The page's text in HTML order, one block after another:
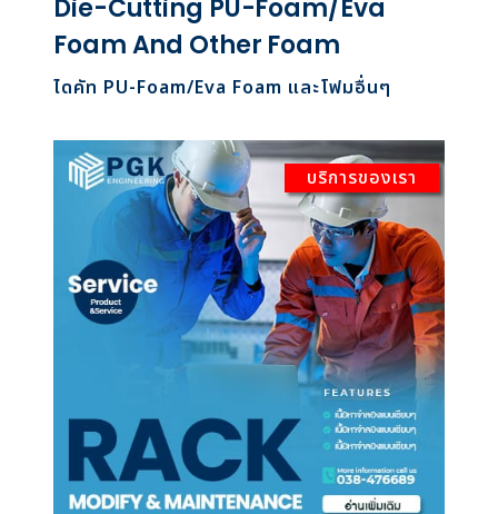
Die-Cutting PU-Foam/Eva
Foam And Other Foam
ไดคัท PU-Foam/Eva Foam และโฟมอื่นๆ
บริการของเรา